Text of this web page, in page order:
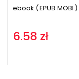
ebook (EPUB MOBI )
6.58 zł